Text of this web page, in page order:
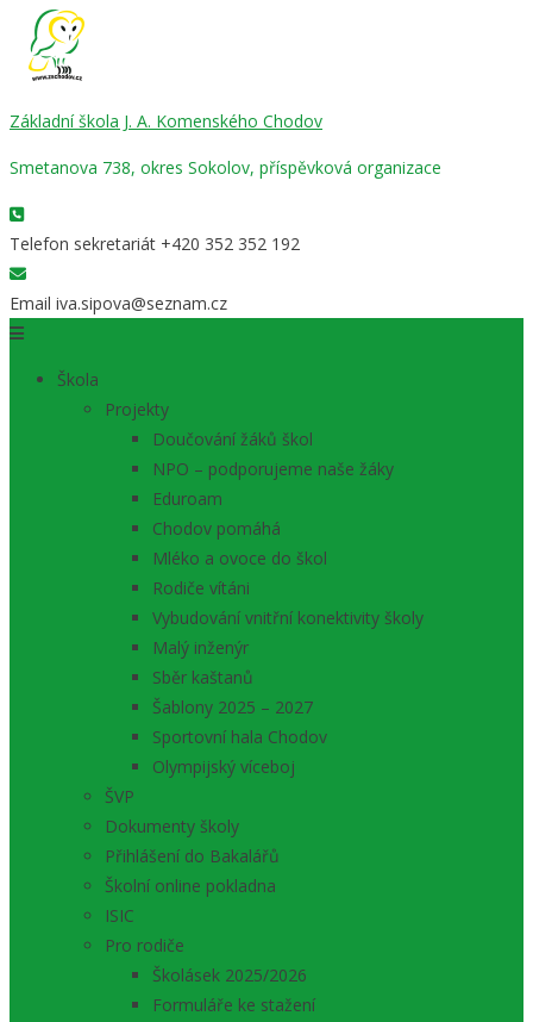
Základní škola J. A. Komenského Chodov
Smetanova 738, okres Sokolov, příspěvková organizace
Telefon sekretariát +420 352 352 192
Email iva.sipova@seznam.cz
Škola
Projekty
Doučování žáků škol
NPO – podporujeme naše žáky
Eduroam
Chodov pomáhá
Mléko a ovoce do škol
Rodiče vítáni
Vybudování vnitřní konektivity školy
Malý inženýr
Sběr kaštanů
Šablony 2025 – 2027
Sportovní hala Chodov
Olympijský víceboj
ŠVP
Dokumenty školy
Přihlášení do Bakalářů
Školní online pokladna
ISIC
Pro rodiče
Školásek 2025/2026
Formuláře ke stažení